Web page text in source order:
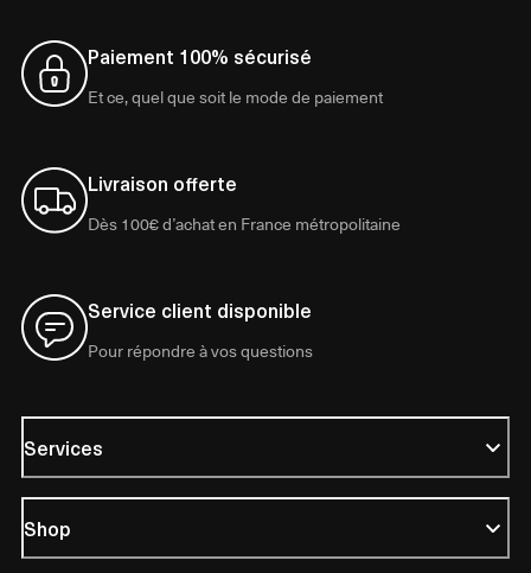
Paiement 100% sécurisé
Et ce, quel que soit le mode de paiement
Livraison offerte
Dès 100€ d’achat en France métropolitaine
Service client disponible
Pour répondre à vos questions
Services
Shop